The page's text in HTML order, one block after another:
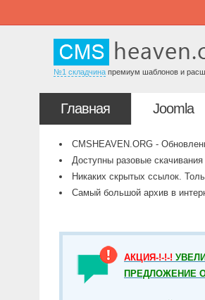
№1 складчина премиум шаблонов и
Главная Joomla
CMSHEAVEN.ORG -
Доступны разовые
Никаких скрытых ссылок.
Самый большой архив в
АКЦИЯ-!-!-!
ПРЕДЛОЖЕНИЕ